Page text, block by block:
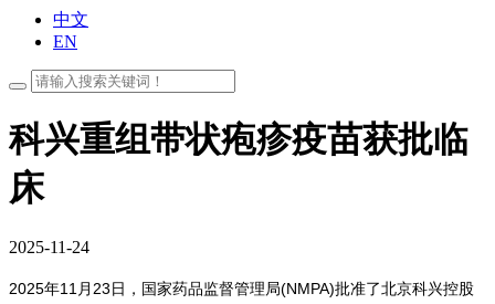
中文
EN
科兴重组带状疱疹疫苗获批临
床
2025-11-24
2025年11月23日，国家药品监督管理局(NMPA)批准了北京科兴控股